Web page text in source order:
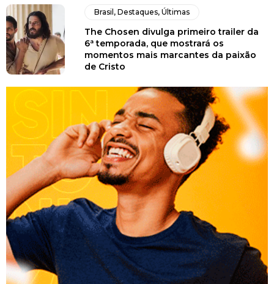
Brasil ,Destaques,Últimas
The Chosen divulga primeiro trailer da
6ª temporada, que mostrará os
momentos mais marcantes da paixão
de Cristo